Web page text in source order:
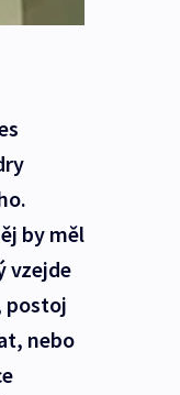
by měl
vzejde
postoj
nebo